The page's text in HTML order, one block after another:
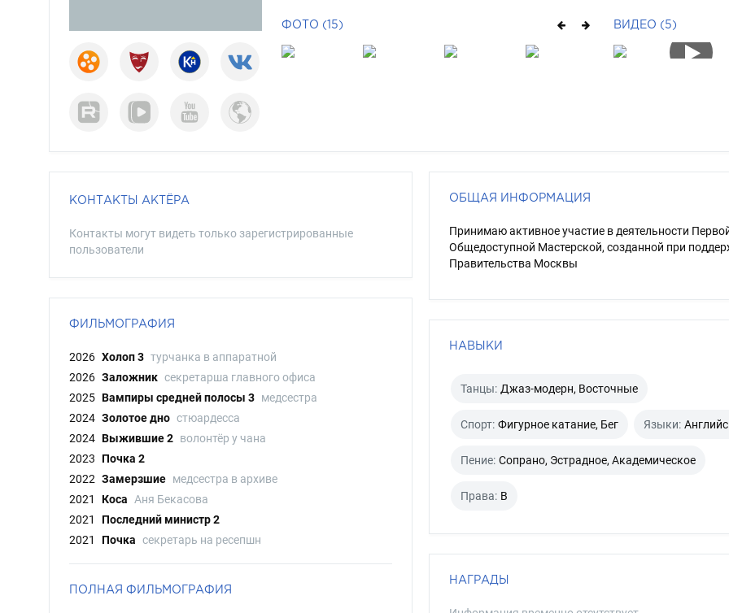
ФОТО (15) ВИДЕО (5)
КОНТАКТЫ АКТЁРА
Контакты могут видеть только зарегистрированные
пользователи
ФИЛЬМОГРАФИЯ
2026 Холоп 3 турчанка в аппаратной
2026 Заложник секретарша главного офиса
2025 Вампиры средней полосы 3 медсестра
2024 Золотое дно стюардесса
2024 Выжившие 2 волонтёр у чана
2023
Почка 2
2022 Замерзшие медсестра в архиве
2021
Коса
Аня Бекасова
2021
Последний министр 2
2021
Почка секретарь на ресепшн
ПОЛНАЯ ФИЛЬМОГРАФИЯ
ОБЩАЯ ИНФОРМАЦИЯ
Принимаю активное участие в деятельности
Общедоступной Мастерской, созданной при
Правительства Москвы
НАВЫКИ
Танцы: Джаз-модерн, Восточные
Спорт: Фигурное катание, Бег Языки:
Пение: Сопрано, Эстрадное, Академическое
Права: B
НАГРАДЫ